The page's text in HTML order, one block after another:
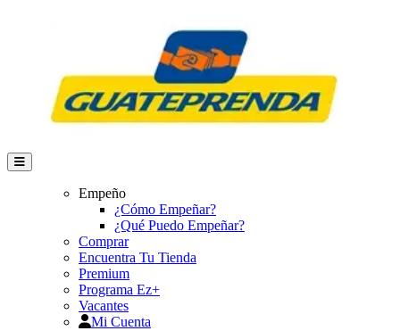
Empeño
¿Cómo Empeñar?
¿Qué Puedo Empeñar?
Comprar
Encuentra Tu Tienda
Premium
Programa Ez+
Vacantes
Mi Cuenta